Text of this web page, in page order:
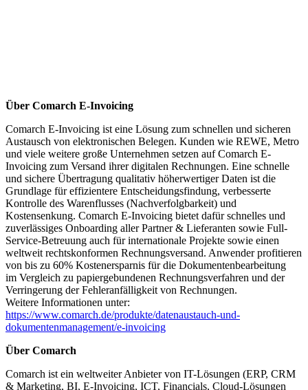
Über Comarch E-Invoicing
Comarch E-Invoicing ist eine Lösung zum schnellen und sicheren
Austausch von elektronischen Belegen. Kunden wie REWE, Metro
und viele weitere große Unternehmen setzen auf Comarch E-
Invoicing zum Versand ihrer digitalen Rechnungen. Eine schnelle
und sichere Übertragung qualitativ höherwertiger Daten ist die
Grundlage für effizientere Entscheidungsfindung, verbesserte
Kontrolle des Warenflusses (Nachverfolgbarkeit) und
Kostensenkung. Comarch E-Invoicing bietet dafür schnelles und
zuverlässiges Onboarding aller Partner & Lieferanten sowie Full-
Service-Betreuung auch für internationale Projekte sowie einen
weltweit rechtskonformen Rechnungsversand. Anwender profitieren
von bis zu 60% Kostenersparnis für die Dokumentenbearbeitung
im Vergleich zu papiergebundenen Rechnungsverfahren und der
Verringerung der Fehleranfälligkeit von Rechnungen.
Weitere Informationen unter:
https://www.comarch.de/produkte/datenaustauch-und-
dokumentenmanagement/e-invoicing
Über Comarch
Comarch ist ein weltweiter Anbieter von IT-Lösungen (ERP, CRM
& Marketing, BI, E-Invoicing, ICT, Financials, Cloud-Lösungen